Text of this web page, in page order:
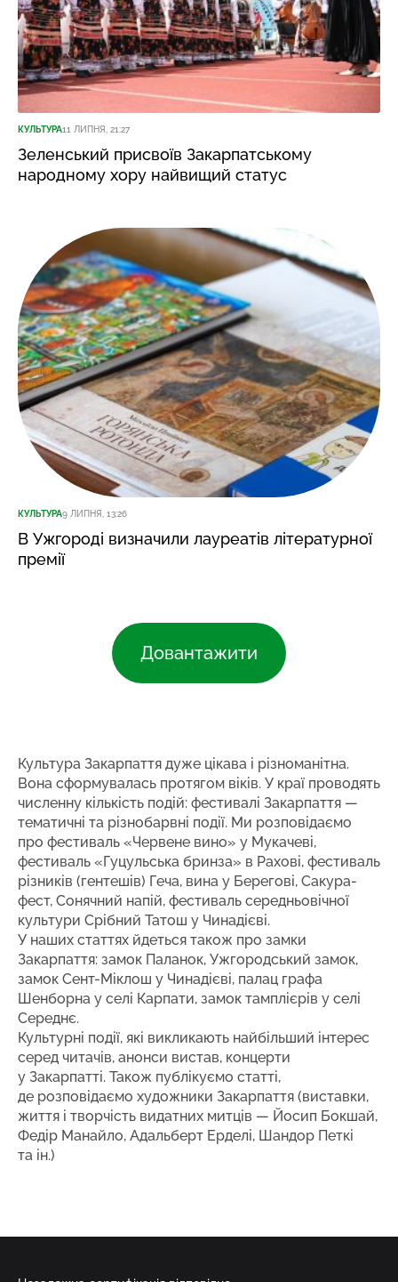
КУЛЬТУРА11 ЛИПНЯ, 21:27
Зеленський присвоїв Закарпатському
народному хору найвищий статус
КУЛЬТУРА9 ЛИПНЯ, 13:26
В Ужгороді визначили лауреатів літературної
премії
Довантажити
Культура Закарпаття дуже цікава і різноманітна.
Вона сформувалась протягом віків. У краї проводять
численну кількість подій: фестивалі Закарпаття —
тематичні та різнобарвні події. Ми розповідаємо
про фестиваль «Червене вино» у Мукачеві,
фестиваль «Гуцульська бринза» в Рахові, фестиваль
різників (гентешів) Геча, вина у Берегові, Сакура-
фест, Сонячний напій, фестиваль середньовічної
культури Срібний Татош у Чинадієві.
У наших статтях йдеться також про замки
Закарпаття: замок Паланок, Ужгородський замок,
замок Сент-Міклош у Чинадієві, палац графа
Шенборна у селі Карпати, замок тамплієрів у селі
Середнє.
Культурні події, які викликають найбільший інтерес
серед читачів, анонси вистав, концерти
у Закарпатті. Також публікуємо статті,
де розповідаємо художники Закарпаття (виставки,
життя і творчість видатних митців — Йосип Бокшай,
Федір Манайло, Адальберт Ерделі, Шандор Петкі
та ін.)